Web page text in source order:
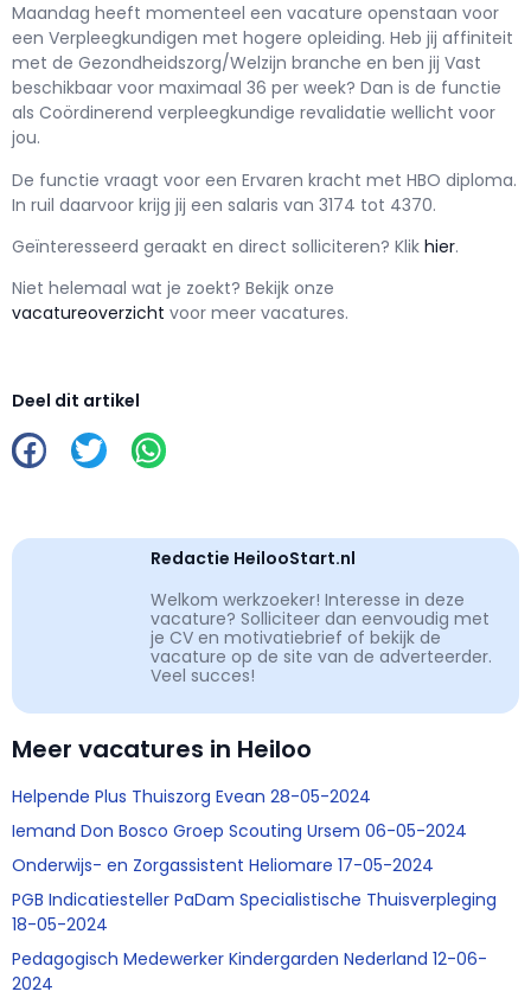
Maandag heeft momenteel een vacature openstaan voor
een Verpleegkundigen met hogere opleiding. Heb jij affiniteit
met de Gezondheidszorg/Welzijn branche en ben jij Vast
beschikbaar voor maximaal 36 per week? Dan is de functie
als Coördinerend verpleegkundige revalidatie wellicht voor
jou.
De functie vraagt voor een Ervaren kracht met HBO diploma.
In ruil daarvoor krijg jij een salaris van 3174 tot 4370.
Geïnteresseerd geraakt en direct solliciteren? Klik hier.
Niet helemaal wat je zoekt? Bekijk onze
vacatureoverzicht voor meer vacatures.
Deel dit artikel
Redactie HeilooStart.nl
Welkom werkzoeker! Interesse in deze
vacature? Solliciteer dan eenvoudig met
je CV en motivatiebrief of bekijk de
vacature op de site van de adverteerder.
Veel succes!
Meer vacatures in Heiloo
Helpende Plus Thuiszorg Evean 28-05-2024
Iemand Don Bosco Groep Scouting Ursem 06-05-2024
Onderwijs- en Zorgassistent Heliomare 17-05-2024
PGB Indicatiesteller PaDam Specialistische Thuisverpleging
18-05-2024
Pedagogisch Medewerker Kindergarden Nederland 12-06-
2024